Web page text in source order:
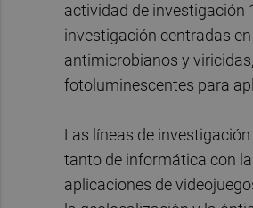
actividad de investigación
investigación centradas
antimicrobianos y
fotoluminescentes para
Las líneas de
tanto de informática con
aplicaciones de